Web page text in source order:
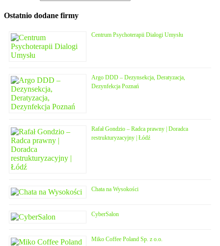
Ostatnio dodane firmy
Centrum Psychoterapii Dialogi Umysłu
Argo DDD – Dezynsekcja, Deratyzacja,
Dezynfekcja Poznań
Rafał Gondzio – Radca prawny | Doradca
restrukturyzacyjny | Łódź
Chata na Wysokości
CyberSalon
Miko Coffee Poland Sp. z o.o.